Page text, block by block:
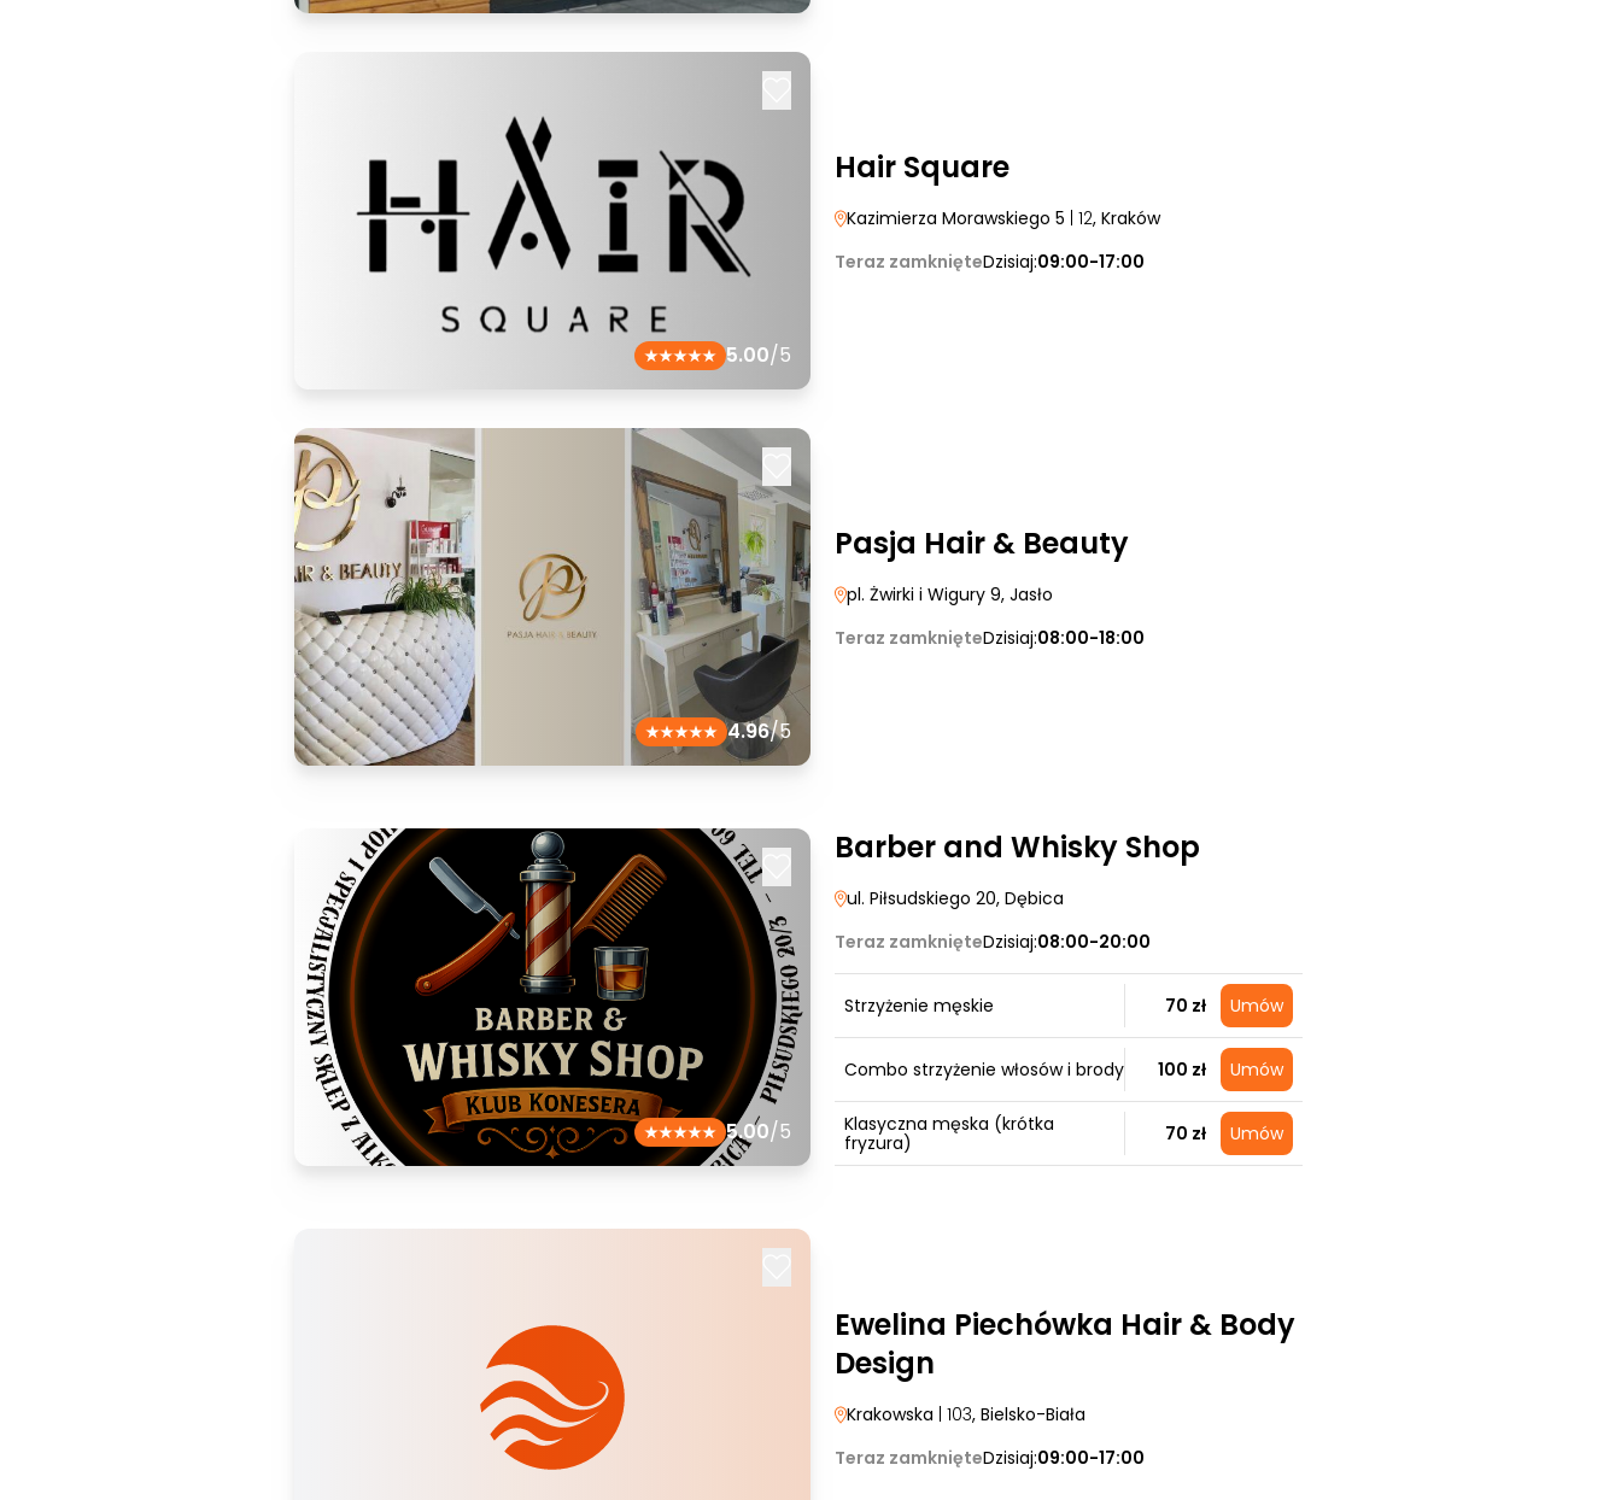
5.00/5
Hair Square
Kazimierza Morawskiego 5 | 12, Kraków
Teraz zamknięteDzisiaj:09:00-17:00
4.96/5
Pasja Hair & Beauty
pl. Żwirki i Wigury 9, Jasło
Teraz zamknięteDzisiaj:08:00-18:00
5.00/5
Barber and Whisky Shop
ul. Piłsudskiego 20, Dębica
Teraz zamknięteDzisiaj:08:00-20:00
Strzyżenie męskie 70 zł Umów
Combo strzyżenie włosów i brody 100 zł Umów
Klasyczna męska (krótka
fryzura)
70 zł Umów
Ewelina Piechówka Hair & Body
Design
Krakowska | 103, Bielsko-Biała
Teraz zamknięteDzisiaj:09:00-17:00